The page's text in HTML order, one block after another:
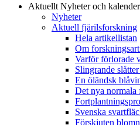
Aktuellt Nyheter och kalender
Nyheter
Aktuell fjärilsforskning
Hela artikellistan
Om
Varför förlorade
Slingrande
En öländsk
Det nya normala
Svenska
Förskjuten